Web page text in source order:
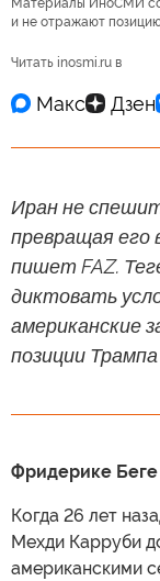
Материалы ИноСМИ
и не отражают
Читать inosmi.ru в
Иран не
превращая его
пишет FAZ.
диктовать
американские
позиции
Фридерике
Когда 26 лет
Мехди Карруби
американскими